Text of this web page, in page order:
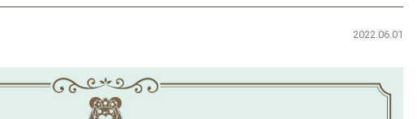
2022.06.01